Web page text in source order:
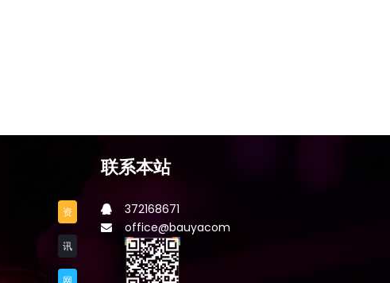
资
讯
网
联系本站
372168671
office@bauyacom